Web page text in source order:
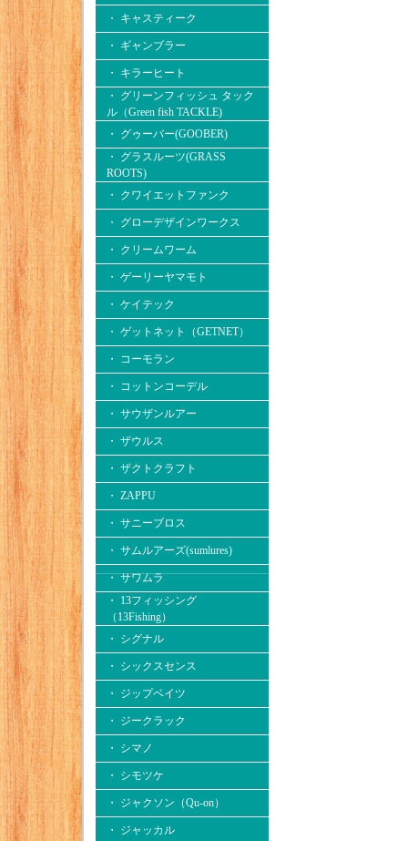
・ キャスティーク
・ ギャンブラー
・ キラーヒート
・ グリーンフィッシュ タック
ル（Green fish TACKLE)
・ グゥーバー(GOOBER)
・ グラスルーツ(GRASS
ROOTS)
・ クワイエットファンク
・ グローデザインワークス
・ クリームワーム
・ ゲーリーヤマモト
・ ケイテック
・ ゲットネット（GETNET）
・ コーモラン
・ コットンコーデル
・ サウザンルアー
・ ザウルス
・ ザクトクラフト
・ ZAPPU
・ サニーブロス
・ サムルアーズ(sumlures)
・ サワムラ
・ 13フィッシング
（13Fishing）
・ シグナル
・ シックスセンス
・ ジップベイツ
・ ジークラック
・ シマノ
・ シモツケ
・ ジャクソン（Qu-on）
・ ジャッカル